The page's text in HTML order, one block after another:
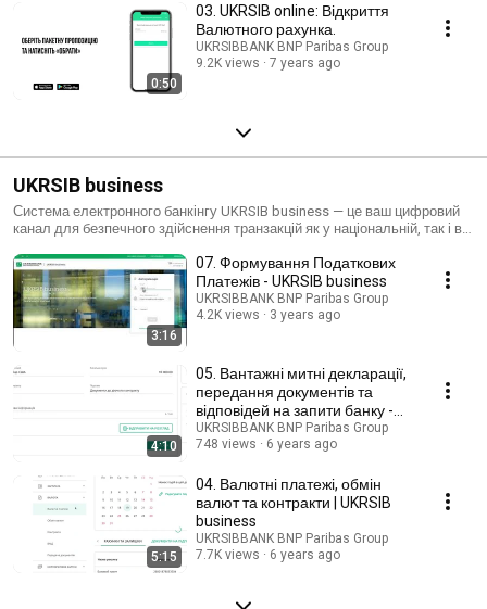
0:50
03. UKRSIB online: Відкриття
Валютного рахунка.
UKRSIBBANK BNP Paribas Group
9.2K views
7 years ago
UKRSIB business
Система електронного банкінгу UKRSIB business — це ваш цифровий
канал для безпечного здійснення транзакцій як у національній, так і в
дозволяє гнучко керувати ліквідністю для оптимізації платіжних
операцій, а інтеграція з обліковою системою підприємства допоможе
пришвидшити процес формування документів. ПЕРЕВАГИ UKRSIB
BUSINESS АДАПТИВНІСТЬ Працюйте зі свого комп'ютера, планшета
або мобільного телефону БЕЗПЕКА Підписуйте платіжні документи
кваліфікованим сертифікатом відкритого ключа. Підвищуйте рівень
безпеки операцій завдяки використанню двохетапної перевірки
Google Authenticator. Акредитований центр сертифікації ключів АТ
Java, а сертифікат ключа передається в банк лише один раз. Єдиний
ключ користувача надає доступ до операцій з рахунками декількох
3:16
07. Формування Податкових
Платежів - UKRSIB business
UKRSIBBANK BNP Paribas Group
4.2K views
3 years ago
4:10
05. Вантажні митні декларації,
передання документів та
відповідей на запити банку -
UKRSIB business
UKRSIBBANK BNP Paribas Group
748 views
6 years ago
5:15
04. Валютні платежі, обмін
валют та контракти | UKRSIB
business
UKRSIBBANK BNP Paribas Group
7.7K views
6 years ago